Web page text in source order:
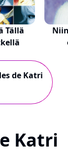
Tällä
de Katri
Katri